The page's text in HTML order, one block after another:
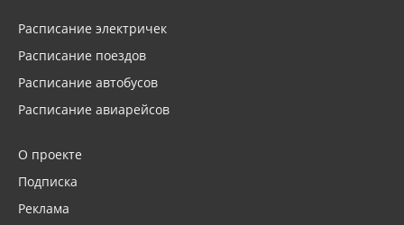
Расписание электричек
Расписание поездов
Расписание автобусов
Расписание авиарейсов
О проекте
Подписка
Реклама